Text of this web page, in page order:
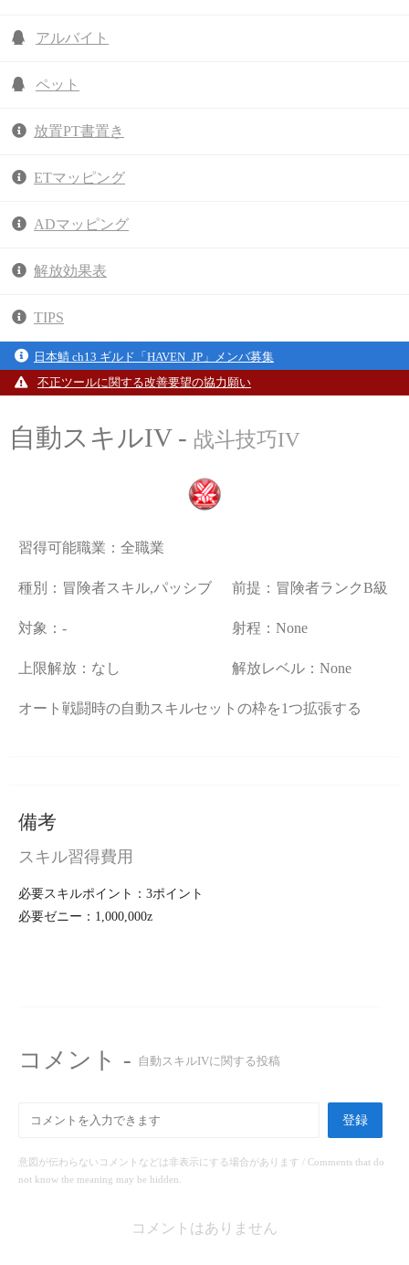
アルバイト
ペット
放置PT書置き
ETマッピング
ADマッピング
解放効果表
TIPS
日本鯖 ch13 ギルド「HAVEN_JP」メンバ募集
不正ツールに関する改善要望の協力願い
自動スキルIV - 战斗技巧IV
習得可能職業： 全職業
種別：冒険者スキル,パッシブ 前提：冒険者ランクB級
対象：- 射程：None
上限解放：なし 解放レベル：None
オート戦闘時の自動スキルセットの枠を1つ拡張する
備考
スキル習得費用
必要スキルポイント：3ポイント
必要ゼニー：1,000,000z
コメント - 自動スキルIVに関する投稿
登録
意図が伝わらないコメントなどは非表示にする場合があります / Comments that do
not know the meaning may be hidden.
コメントはありません